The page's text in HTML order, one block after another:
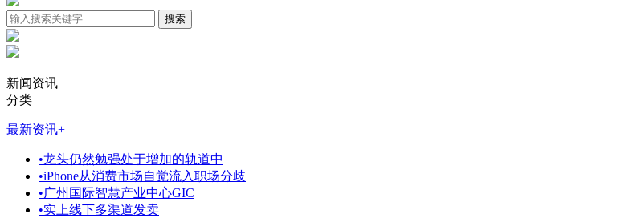
新闻资讯
分类
最新资讯+
•龙头仍然勉强处于增加的轨道中
•iPhone从消费市场自觉流入职场分歧
•广州国际智慧产业中心GIC
•实上线下多渠道发卖